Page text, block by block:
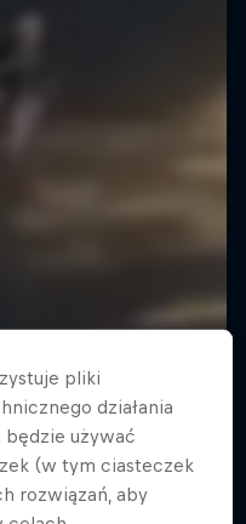
pliki
działania
będzie używać
(w tym ciasteczek
rozwiązań, aby